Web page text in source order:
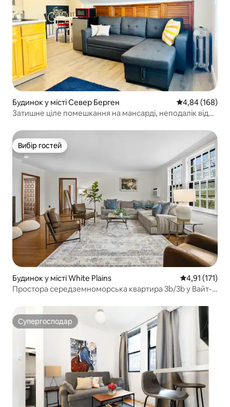
Будинок у місті Север Берген Середня
4,84 (168)
Затишне ціле помешкання на мансарді, неподалік від
Вибір гостей
Вибір гостей
Будинок у місті White Plains Середня
4,91 (171)
Простора середземноморська квартира 3b/3b у Вайт-
Супергосподар
Супергосподар